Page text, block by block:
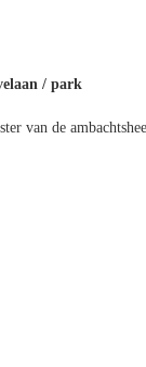
/ park
van de